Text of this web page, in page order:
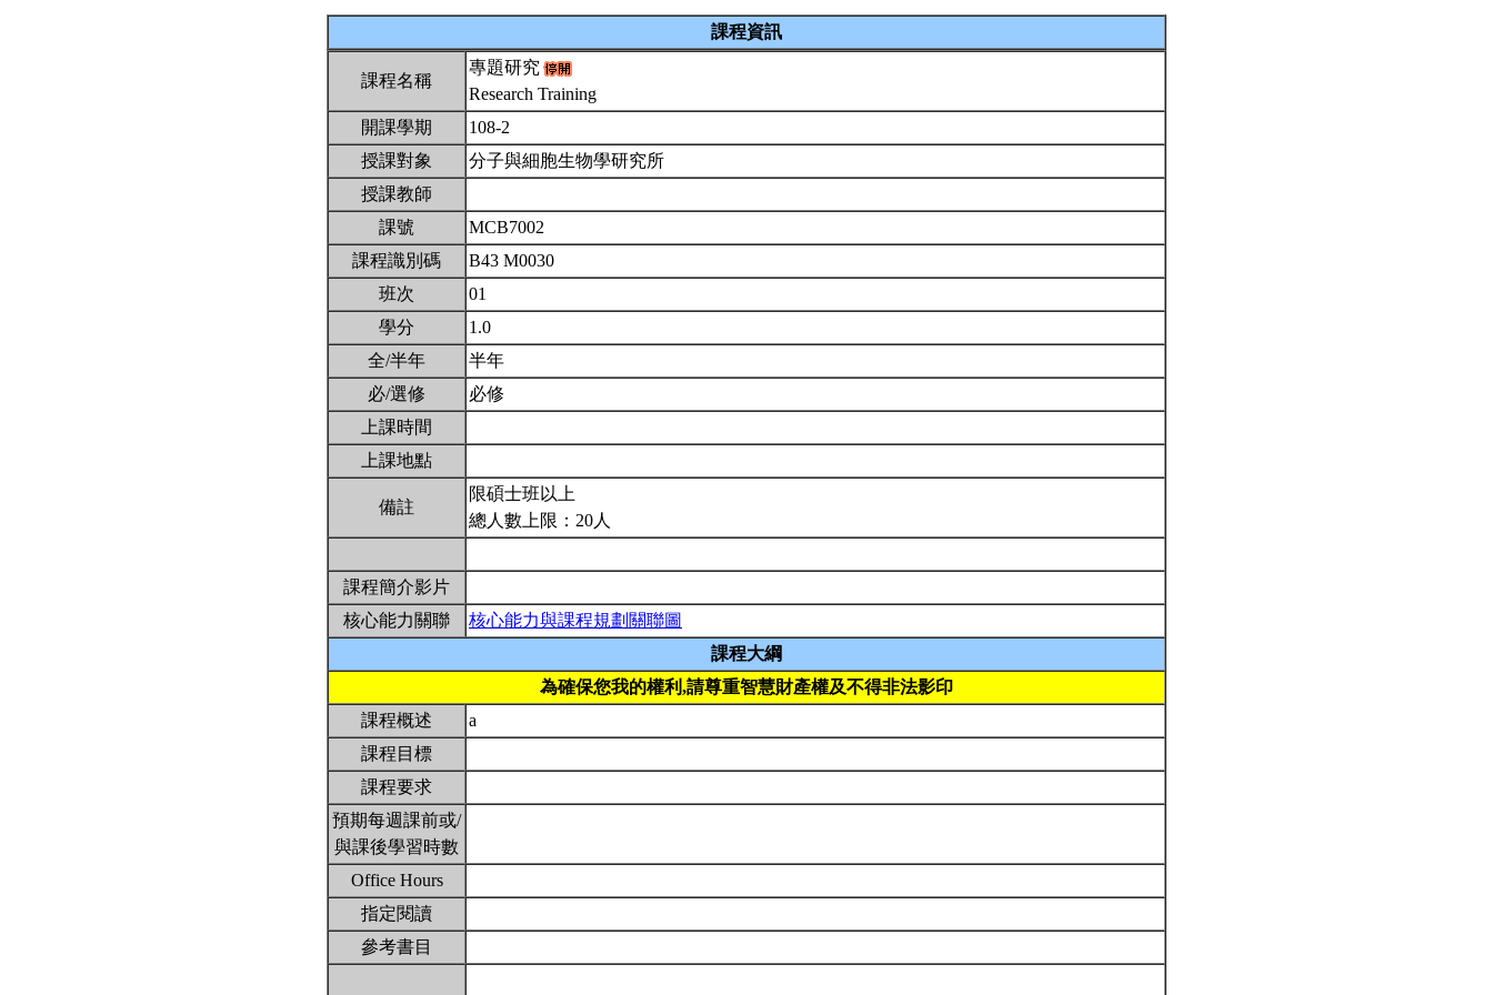
課程資訊
課程名稱
專題研究
Research Training
開課學期
108-2
授課對象
分子與細胞生物學研究所
授課教師
課號
MCB7002
課程識別碼
B43 M0030
班次
01
學分
1.0
全/半年
半年
必/選修
必修
上課時間
上課地點
備註
限碩士班以上
總人數上限：20人
課程簡介影片
核心能力關聯
核心能力與課程規劃關聯圖
課程大綱
為確保您我的權利,請尊重智慧財產權及不得非法影印
課程概述
a
課程目標
課程要求
預期每週課前或/
與課後學習時數
Office Hours
指定閱讀
參考書目